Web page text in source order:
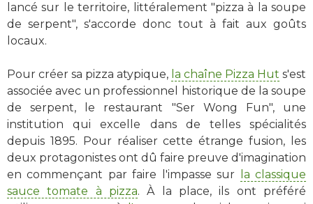
lancé sur le territoire, littéralement "pizza à la soupe
de serpent", s'accorde donc tout à fait aux goûts
locaux.
Pour créer sa pizza atypique, la chaîne Pizza Hut s'est
associée avec un professionnel historique de la soupe
de serpent, le restaurant "Ser Wong Fun", une
institution qui excelle dans de telles spécialités
depuis 1895. Pour réaliser cette étrange fusion, les
deux protagonistes ont dû faire preuve d'imagination
en commençant par faire l'impasse sur
la classique
sauce tomate à pizza. À la place, ils ont préféré